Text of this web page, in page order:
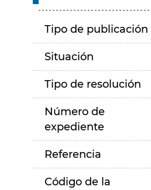
Tipo de publicación
Situación
Tipo de resolución
Número de
expediente
Referencia
Código de la